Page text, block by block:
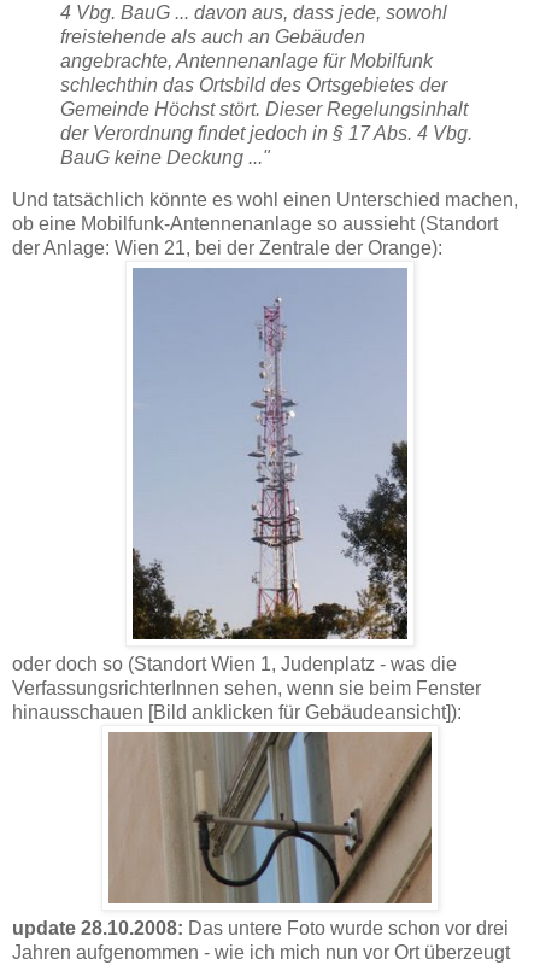
4 Vbg. BauG ... davon aus, dass jede, sowohl
freistehende als auch an Gebäuden
angebrachte, Antennenanlage für Mobilfunk
schlechthin das Ortsbild des Ortsgebietes der
Gemeinde Höchst stört. Dieser Regelungsinhalt
der Verordnung findet jedoch in § 17 Abs. 4 Vbg.
BauG keine Deckung ..."
Und tatsächlich könnte es wohl einen Unterschied machen,
ob eine Mobilfunk-Antennenanlage so aussieht (Standort
der Anlage: Wien 21, bei der Zentrale der Orange):
oder doch so (Standort Wien 1, Judenplatz - was die
VerfassungsrichterInnen sehen, wenn sie beim Fenster
hinausschauen [Bild anklicken für Gebäudeansicht]):
update 28.10.2008: Das untere Foto wurde schon vor drei
Jahren aufgenommen - wie ich mich nun vor Ort überzeugt